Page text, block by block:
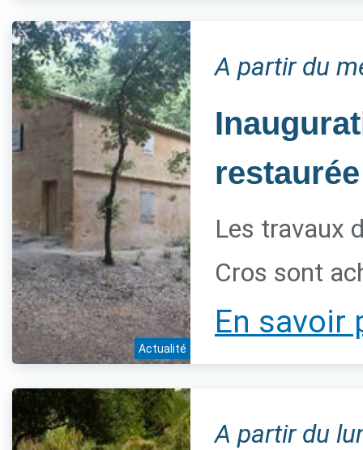
Actualité
A partir du
Les travaux
Cros sont
En savoir
A partir du